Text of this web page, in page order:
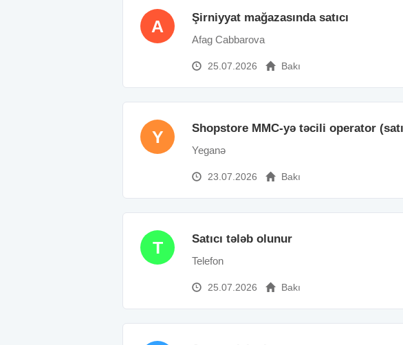
A Şirniyyat mağazasında satıcı
Afag Cabbarova
25.07.2026 Bakı
Y Shopstore MMC-yə təcili operator
Yeganə
23.07.2026 Bakı
T Satıcı tələb olunur
Telefon
25.07.2026 Bakı